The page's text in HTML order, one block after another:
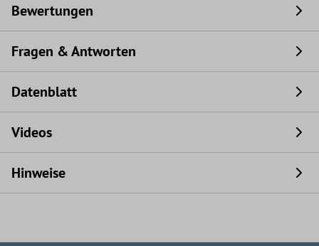
Bewertungen
Fragen & Antworten
Datenblatt
Videos
Hinweise